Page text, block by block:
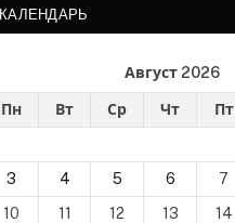
КАЛЕНДАРЬ
Август 2026
Пн Вт Ср Чт Пт
3
4 5 6 7
10
11 12 13 14